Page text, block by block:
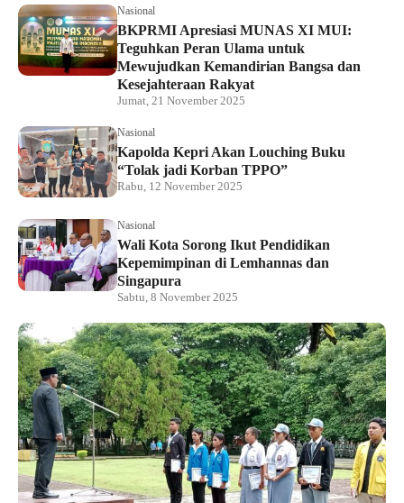
Nasional
BKPRMI Apresiasi MUNAS XI MUI:
Teguhkan Peran Ulama untuk
Mewujudkan Kemandirian Bangsa dan
Kesejahteraan Rakyat
Jumat, 21 November 2025
Nasional
Kapolda Kepri Akan Louching Buku
“Tolak jadi Korban TPPO”
Rabu, 12 November 2025
Nasional
Wali Kota Sorong Ikut Pendidikan
Kepemimpinan di Lemhannas dan
Singapura
Sabtu, 8 November 2025